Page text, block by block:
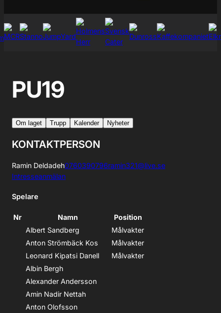
PU19
Om laget Trupp Kalender Nyheter
KONTAKTPERSON
Ramin Deldadeh0760390796ramin321@live.se
Intresseanmälan
Spelare
Nr Namn
Position
Albert Sandberg
Målvakter
Anton Strömbäck Kos
Målvakter
Leonard Kipatsi Danell
Målvakter
Albin Bergh
Alexander Andersson
Amin Nadir Nettah
Anton Olofsson